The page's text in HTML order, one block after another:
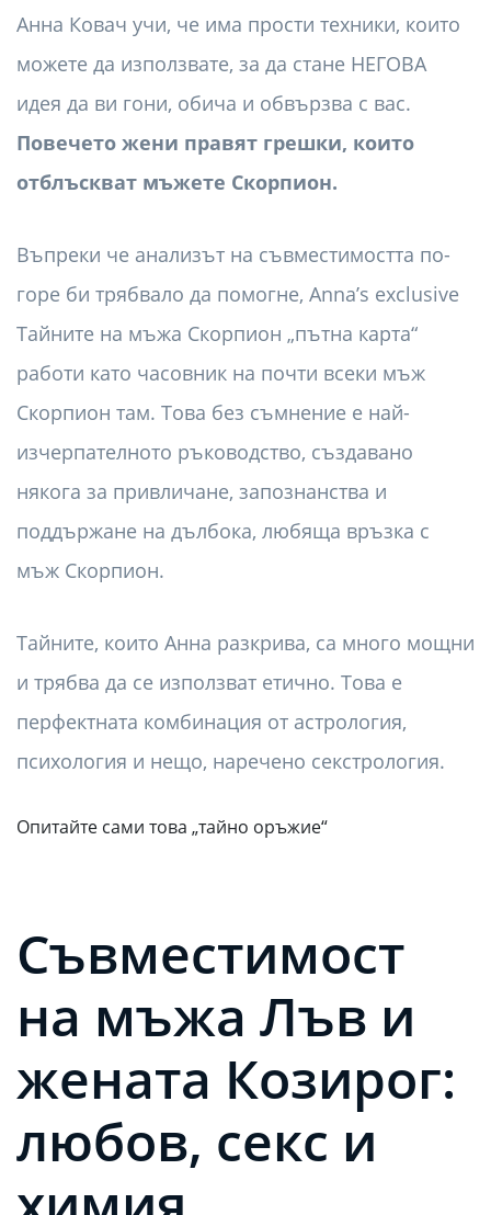
Анна Ковач учи, че има прости техники, които
можете да използвате, за да стане НЕГОВА
идея да ви гони, обича и обвързва с вас.
Повечето жени правят грешки, които
отблъскват мъжете Скорпион.
Въпреки че анализът на съвместимостта по-
горе би трябвало да помогне, Anna’s exclusive
Тайните на мъжа Скорпион „пътна карта“
работи като часовник на почти всеки мъж
Скорпион там. Това без съмнение е най-
изчерпателното ръководство, създавано
някога за привличане, запознанства и
поддържане на дълбока, любяща връзка с
мъж Скорпион.
Тайните, които Анна разкрива, са много мощни
и трябва да се използват етично. Това е
перфектната комбинация от астрология,
психология и нещо, наречено секстрология.
Опитайте сами това „тайно оръжие“
Съвместимост
на мъжа Лъв и
жената Козирог:
любов, секс и